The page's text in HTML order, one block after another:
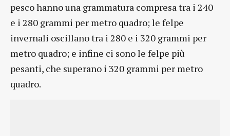
pesco hanno una grammatura compresa tra i 240
e i 280 grammi per metro quadro; le felpe
invernali oscillano tra i 280 e i 320 grammi per
metro quadro; e infine ci sono le felpe più
pesanti, che superano i 320 grammi per metro
quadro.